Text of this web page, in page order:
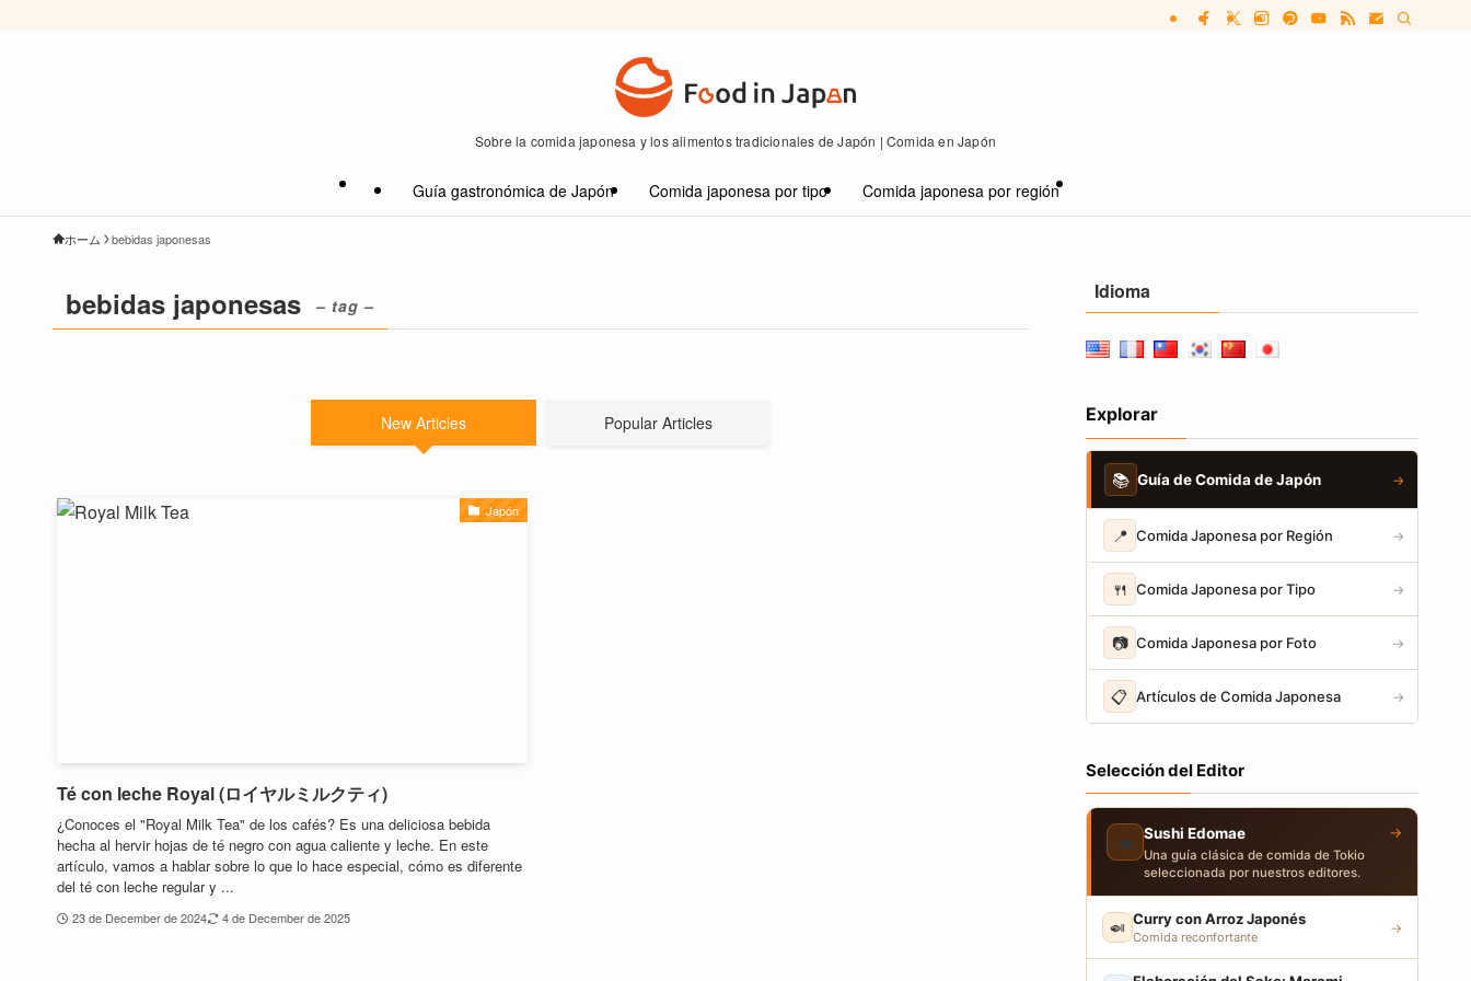
Sobre la comida japonesa y los alimentos tradicionales de Japón | Comida en Japón
Guía gastronómica de Japón Comida japonesa por tipo Comida japonesa por región
ホーム bebidas japonesas
bebidas japonesas – tag –
New Articles Popular Articles
Japón
Té con leche Royal (ロイヤルミルクティ)
¿Conoces el "Royal Milk Tea" de los cafés? Es una deliciosa bebida
hecha al hervir hojas de té negro con agua caliente y leche. En este
artículo, vamos a hablar sobre lo que lo hace especial, cómo es diferente
del té con leche regular y ...
23 de December de 2024 4 de December de 2025
Idioma
Explorar
📚 Guía de Comida de Japón →
📍 Comida Japonesa por Región →
🍴 Comida Japonesa por Tipo →
📷 Comida Japonesa por Foto →
📋 Artículos de Comida Japonesa →
Selección del Editor
🍣 Sushi Edomae
Una guía clásica de comida de Tokio
seleccionada por nuestros editores.
→
🍛 Curry con Arroz Japonés
Comida reconfortante
→